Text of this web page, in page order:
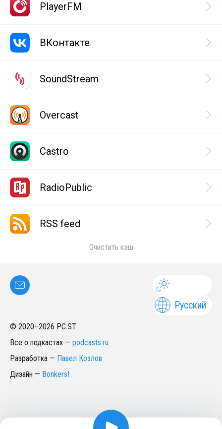
PlayerFM
ВКонтакте
SoundStream
Overcast
Castro
RadioPublic
RSS feed
Очистить кэш
Русский
© 2020–2026 PC.ST
Все о подкастах — podcasts.ru
Разработка — Павел Козлов
Дизайн — Bonkers!